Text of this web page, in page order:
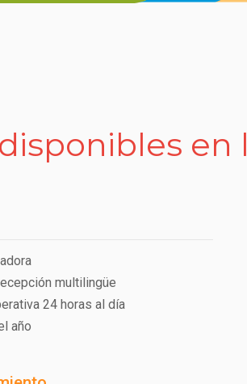
multilingüe
24 horas al día
año